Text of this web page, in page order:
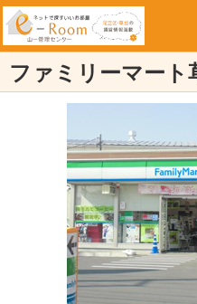
ファミリーマート